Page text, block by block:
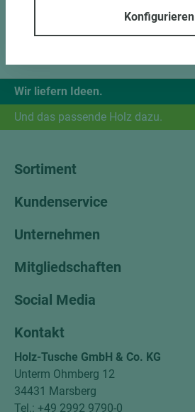
Wir liefern Ideen.
Und das passende Holz dazu.
Sortiment
Kundenservice
Unternehmen
Mitgliedschaften
Social Media
Kontakt
Holz-Tusche GmbH & Co. KG
Unterm Ohmberg 12
34431 Marsberg
Tel.: +49 2992 9790-0
Konfigurieren